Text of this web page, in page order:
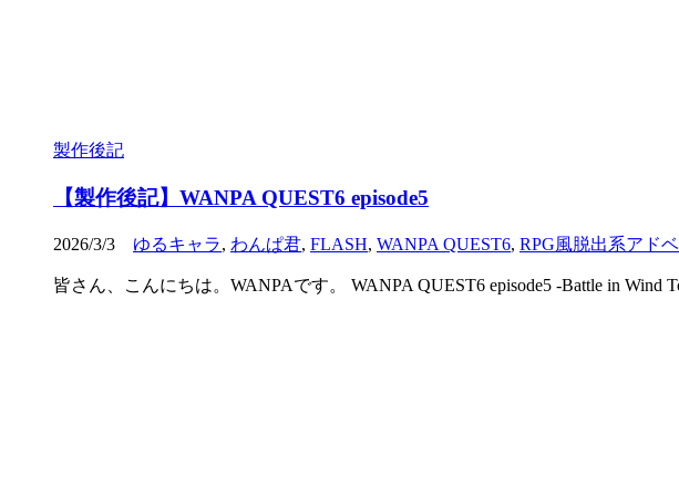
製作後記
【製作後記】WANPA QUEST6 episode5
2026/3/3 ゆるキャラ, わんぱ君, FLASH, WANPA QUEST6, RPG風脱出系アド
皆さん、こんにちは。WANPAです。 WANPA QUEST6 episode5 -Battle in